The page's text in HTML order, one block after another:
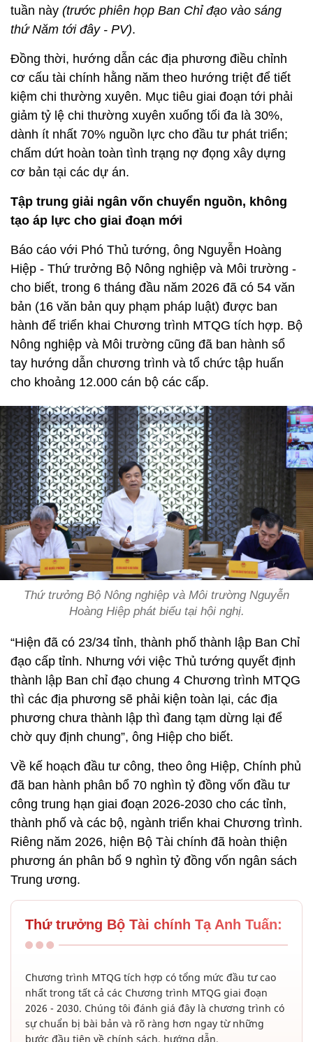
tuần này (trước phiên họp Ban Chỉ đạo vào sáng
thứ Năm tới đây - PV).
Đồng thời, hướng dẫn các địa phương điều chỉnh
cơ cấu tài chính hằng năm theo hướng triệt để tiết
kiệm chi thường xuyên. Mục tiêu giai đoạn tới phải
giảm tỷ lệ chi thường xuyên xuống tối đa là 30%,
dành ít nhất 70% nguồn lực cho đầu tư phát triển;
chấm dứt hoàn toàn tình trạng nợ đọng xây dựng
cơ bản tại các dự án.
Tập trung giải ngân vốn chuyển nguồn, không
tạo áp lực cho giai đoạn mới
Báo cáo với Phó Thủ tướng, ông Nguyễn Hoàng
Hiệp - Thứ trưởng Bộ Nông nghiệp và Môi trường -
cho biết, trong 6 tháng đầu năm 2026 đã có 54 văn
bản (16 văn bản quy phạm pháp luật) được ban
hành để triển khai Chương trình MTQG tích hợp. Bộ
Nông nghiệp và Môi trường cũng đã ban hành sổ
tay hướng dẫn chương trình và tổ chức tập huấn
cho khoảng 12.000 cán bộ các cấp.
Thứ trưởng Bộ Nông nghiệp và Môi trường Nguyễn
Hoàng Hiệp phát biểu tại hội nghị.
“Hiện đã có 23/34 tỉnh, thành phố thành lập Ban Chỉ
đạo cấp tỉnh. Nhưng với việc Thủ tướng quyết định
thành lập Ban chỉ đạo chung 4 Chương trình MTQG
thì các địa phương sẽ phải kiện toàn lại, các địa
phương chưa thành lập thì đang tạm dừng lại để
chờ quy định chung”, ông Hiệp cho biết.
Về kế hoạch đầu tư công, theo ông Hiệp, Chính phủ
đã ban hành phân bổ 70 nghìn tỷ đồng vốn đầu tư
công trung hạn giai đoạn 2026-2030 cho các tỉnh,
thành phố và các bộ, ngành triển khai Chương trình.
Riêng năm 2026, hiện Bộ Tài chính đã hoàn thiện
phương án phân bổ 9 nghìn tỷ đồng vốn ngân sách
Trung ương.
Thứ trưởng Bộ Tài chính Tạ Anh Tuấn:
Chương trình MTQG tích hợp có tổng mức đầu tư cao
nhất trong tất cả các Chương trình MTQG giai đoạn
2026 - 2030. Chúng tôi đánh giá đây là chương trình có
sự chuẩn bị bài bản và rõ ràng hơn ngay từ những
bước đầu tiên về chính sách, hướng dẫn.